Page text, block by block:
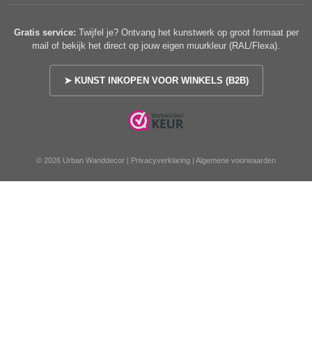
Gratis service: Twijfel je? Ontvang het kunstwerk op groot formaat per
mail of bekijk het direct op jouw eigen muurkleur (RAL/Flexa).
➤ KUNST INKOPEN VOOR WINKELS (B2B)
© 2026 Urban Wanddecor | Privacyverklaring | Algemene voorwaarden